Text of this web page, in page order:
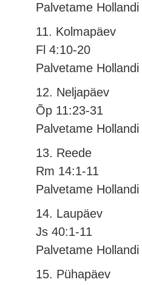
Palvetame
11. Kolmapäev
Fl 4:10-20
Palvetame
12. Neljapäev
Õp 11:23-31
Palvetame
13. Reede
Rm 14:1-11
Palvetame
14. Laupäev
Js 40:1-11
Palvetame
15. Pühapäev